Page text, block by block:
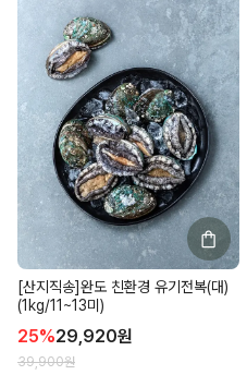
[산지직송]완도 친환경 유기전복(대)
(1kg/11~13미)
25%29,920원
39,900원